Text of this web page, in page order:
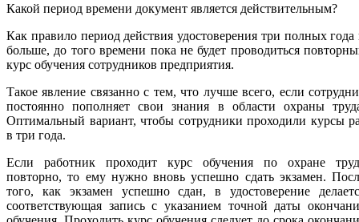
Какой период времени документ является действительным?
Как правило период действия удостоверения три полных года
больше, до того времени пока не будет проводиться
курс обучения сотрудников предприятия.
Такое явление связанно с тем, что лучше всего, если
постоянно пополняет свои знания в области охраны
Оптимальный вариант, чтобы сотрудники проходили курсы
в три года.
Если работник проходит курс обучения по охране
повторно, то ему нужно вновь успешно сдать экзамен.
того, как экзамен успешно сдан, в удостоверение
соответствующая запись с указанием точной даты